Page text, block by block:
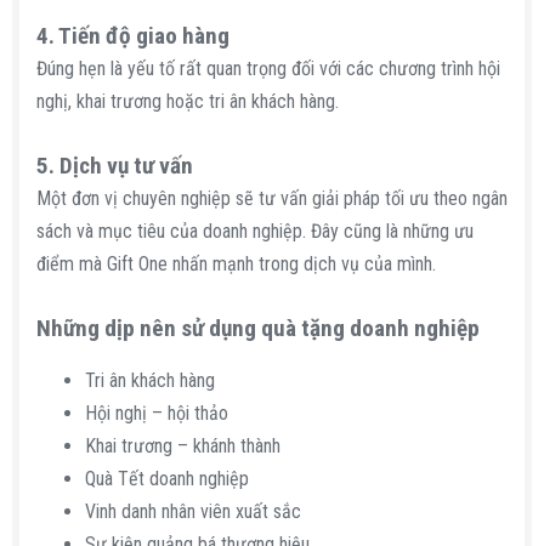
4. Tiến độ giao hàng​
Đúng hẹn là yếu tố rất quan trọng đối với các chương trình hội
nghị, khai trương hoặc tri ân khách hàng.
5. Dịch vụ tư vấn​
Một đơn vị chuyên nghiệp sẽ tư vấn giải pháp tối ưu theo ngân
sách và mục tiêu của doanh nghiệp. Đây cũng là những ưu
điểm mà Gift One nhấn mạnh trong dịch vụ của mình.
Những dịp nên sử dụng quà tặng doanh nghiệp​
Tri ân khách hàng
Hội nghị – hội thảo
Khai trương – khánh thành
Quà Tết doanh nghiệp
Vinh danh nhân viên xuất sắc